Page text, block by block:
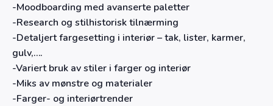
-Moodboarding med avanserte paletter
-Research og stilhistorisk tilnærming
-Detaljert fargesetting i interiør – tak, lister, karmer,
gulv,….
-Variert bruk av stiler i farger og interiør
-Miks av mønstre og materialer
-Farger- og interiørtrender